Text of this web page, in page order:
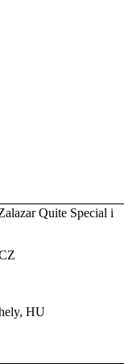
Quite Special i
HU